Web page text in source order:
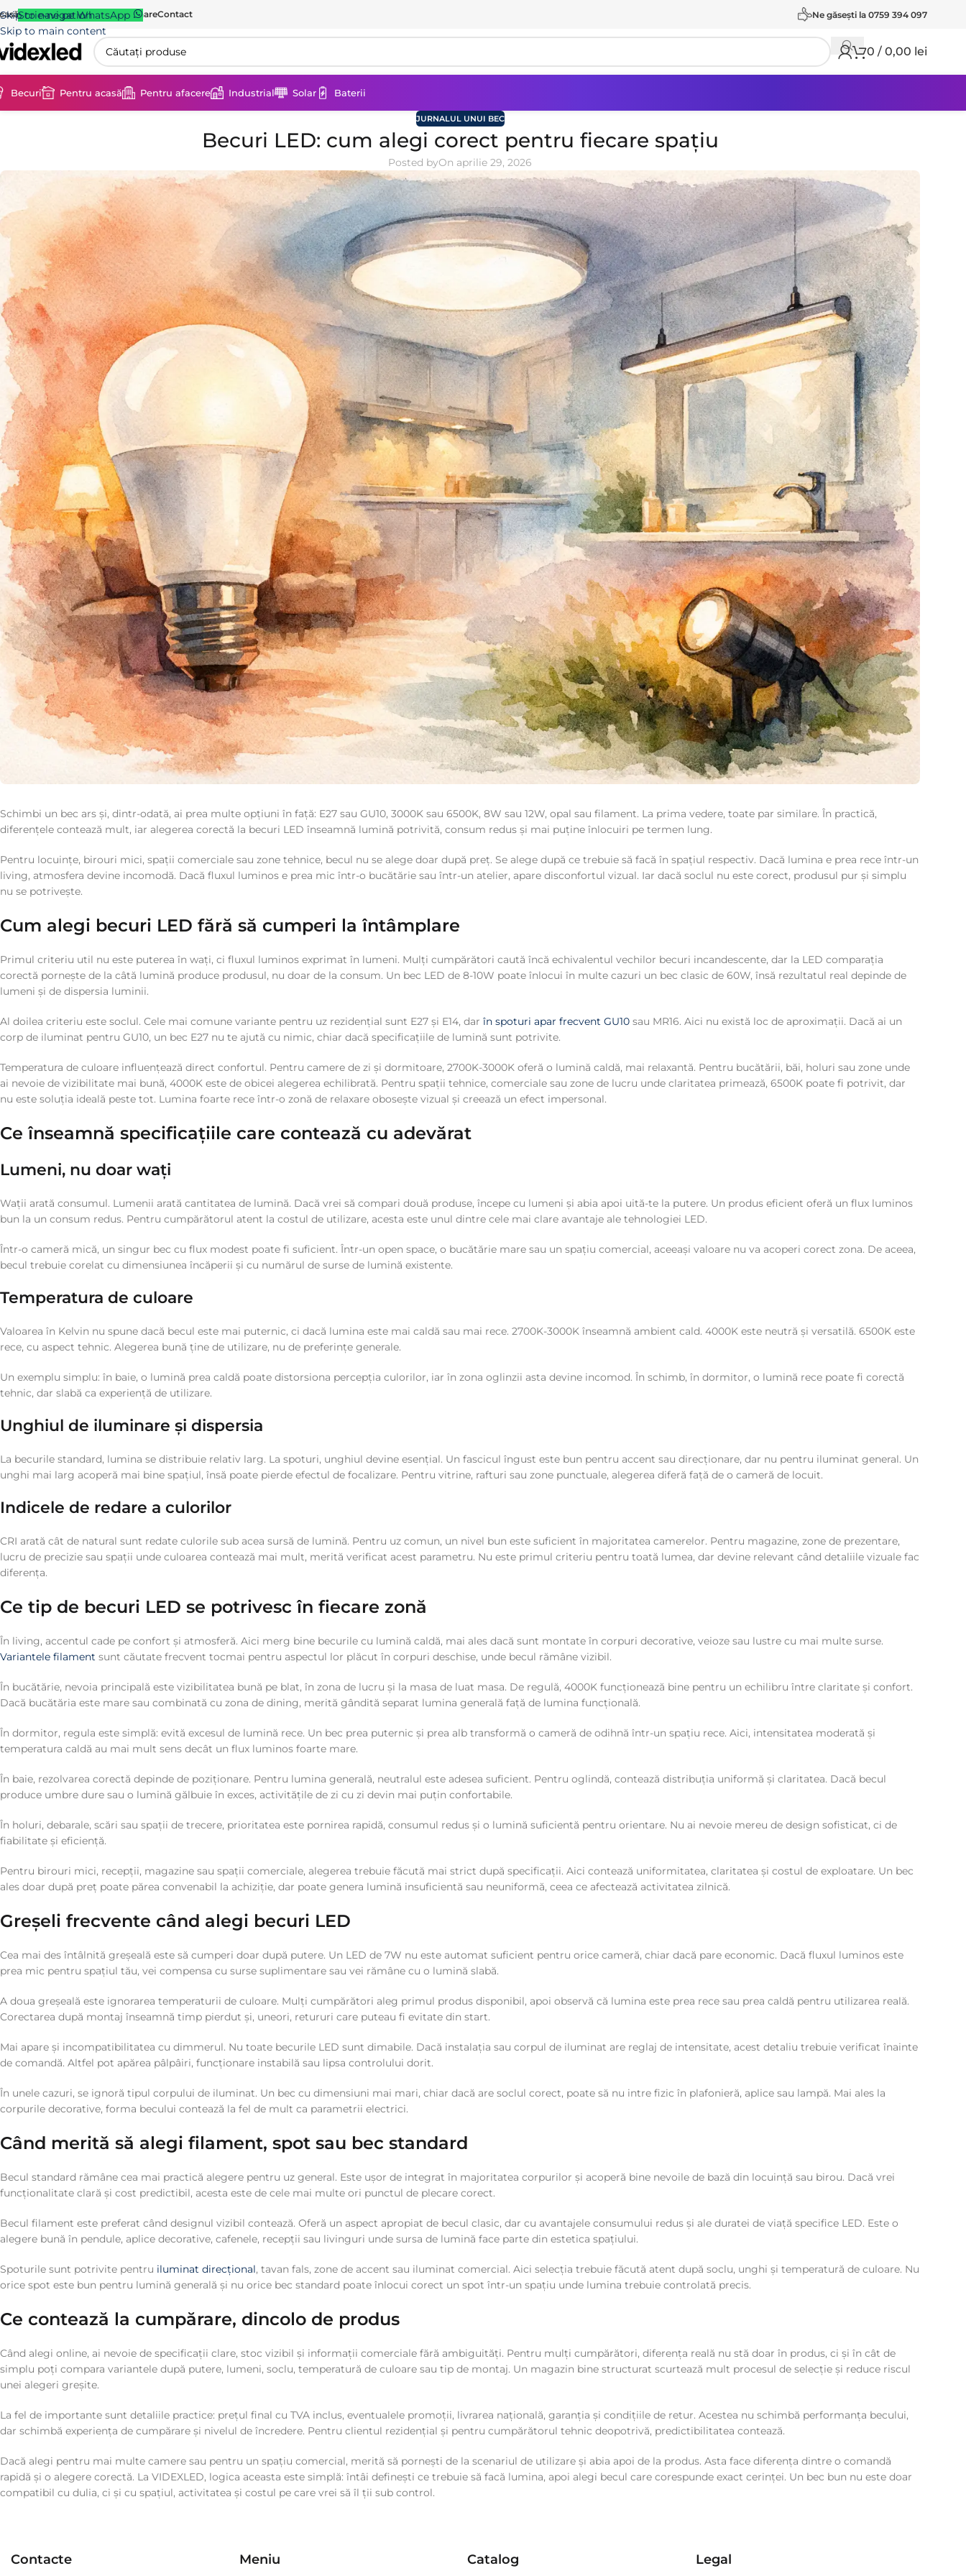
Skip to navigation
Skip to main content
Scrie-ne pe WhatsApp
MagazinBlogLivrare & ReturnareContact Ne găseşti la 0759 394 097
0 / 0,00 lei
Becuri Pentru acasă Pentru afacere Industrial Solar Baterii
JURNALUL UNUI BEC
Becuri LED: cum alegi corect pentru fiecare spațiu
Posted byOn aprilie 29, 2026
Schimbi un bec ars și, dintr-odată, ai prea multe opțiuni în față: E27 sau GU10, 3000K sau 6500K, 8W sau 12W, opal sau filament. La prima vedere, toate par similare. În practică,
diferențele contează mult, iar alegerea corectă la becuri LED înseamnă lumină potrivită, consum redus și mai puține înlocuiri pe termen lung.
Pentru locuințe, birouri mici, spații comerciale sau zone tehnice, becul nu se alege doar după preț. Se alege după ce trebuie să facă în spațiul respectiv. Dacă lumina e prea rece într-un
living, atmosfera devine incomodă. Dacă fluxul luminos e prea mic într-o bucătărie sau într-un atelier, apare disconfortul vizual. Iar dacă soclul nu este corect, produsul pur și simplu
nu se potrivește.
Cum alegi becuri LED fără să cumperi la întâmplare
Primul criteriu util nu este puterea în wați, ci fluxul luminos exprimat în lumeni. Mulți cumpărători caută încă echivalentul vechilor becuri incandescente, dar la LED comparația
corectă pornește de la câtă lumină produce produsul, nu doar de la consum. Un bec LED de 8-10W poate înlocui în multe cazuri un bec clasic de 60W, însă rezultatul real depinde de
lumeni și de dispersia luminii.
Al doilea criteriu este soclul. Cele mai comune variante pentru uz rezidențial sunt E27 și E14, dar în spoturi apar frecvent GU10 sau MR16. Aici nu există loc de aproximații. Dacă ai un
corp de iluminat pentru GU10, un bec E27 nu te ajută cu nimic, chiar dacă specificațiile de lumină sunt potrivite.
Temperatura de culoare influențează direct confortul. Pentru camere de zi și dormitoare, 2700K-3000K oferă o lumină caldă, mai relaxantă. Pentru bucătării, băi, holuri sau zone unde
ai nevoie de vizibilitate mai bună, 4000K este de obicei alegerea echilibrată. Pentru spații tehnice, comerciale sau zone de lucru unde claritatea primează, 6500K poate fi potrivit, dar
nu este soluția ideală peste tot. Lumina foarte rece într-o zonă de relaxare obosește vizual și creează un efect impersonal.
Ce înseamnă specificațiile care contează cu adevărat
Lumeni, nu doar wați
Wații arată consumul. Lumenii arată cantitatea de lumină. Dacă vrei să compari două produse, începe cu lumeni și abia apoi uită-te la putere. Un produs eficient oferă un flux luminos
bun la un consum redus. Pentru cumpărătorul atent la costul de utilizare, acesta este unul dintre cele mai clare avantaje ale tehnologiei LED.
Într-o cameră mică, un singur bec cu flux modest poate fi suficient. Într-un open space, o bucătărie mare sau un spațiu comercial, aceeași valoare nu va acoperi corect zona. De aceea,
becul trebuie corelat cu dimensiunea încăperii și cu numărul de surse de lumină existente.
Temperatura de culoare
Valoarea în Kelvin nu spune dacă becul este mai puternic, ci dacă lumina este mai caldă sau mai rece. 2700K-3000K înseamnă ambient cald. 4000K este neutră și versatilă. 6500K este
rece, cu aspect tehnic. Alegerea bună ține de utilizare, nu de preferințe generale.
Un exemplu simplu: în baie, o lumină prea caldă poate distorsiona percepția culorilor, iar în zona oglinzii asta devine incomod. În schimb, în dormitor, o lumină rece poate fi corectă
tehnic, dar slabă ca experiență de utilizare.
Unghiul de iluminare și dispersia
La becurile standard, lumina se distribuie relativ larg. La spoturi, unghiul devine esențial. Un fascicul îngust este bun pentru accent sau direcționare, dar nu pentru iluminat general. Un
unghi mai larg acoperă mai bine spațiul, însă poate pierde efectul de focalizare. Pentru vitrine, rafturi sau zone punctuale, alegerea diferă față de o cameră de locuit.
Indicele de redare a culorilor
CRI arată cât de natural sunt redate culorile sub acea sursă de lumină. Pentru uz comun, un nivel bun este suficient în majoritatea camerelor. Pentru magazine, zone de prezentare,
lucru de precizie sau spații unde culoarea contează mai mult, merită verificat acest parametru. Nu este primul criteriu pentru toată lumea, dar devine relevant când detaliile vizuale fac
diferența.
Ce tip de becuri LED se potrivesc în fiecare zonă
În living, accentul cade pe confort și atmosferă. Aici merg bine becurile cu lumină caldă, mai ales dacă sunt montate în corpuri decorative, veioze sau lustre cu mai multe surse.
Variantele filament sunt căutate frecvent tocmai pentru aspectul lor plăcut în corpuri deschise, unde becul rămâne vizibil.
În bucătărie, nevoia principală este vizibilitatea bună pe blat, în zona de lucru și la masa de luat masa. De regulă, 4000K funcționează bine pentru un echilibru între claritate și confort.
Dacă bucătăria este mare sau combinată cu zona de dining, merită gândită separat lumina generală față de lumina funcțională.
În dormitor, regula este simplă: evită excesul de lumină rece. Un bec prea puternic și prea alb transformă o cameră de odihnă într-un spațiu rece. Aici, intensitatea moderată și
temperatura caldă au mai mult sens decât un flux luminos foarte mare.
În baie, rezolvarea corectă depinde de poziționare. Pentru lumina generală, neutralul este adesea suficient. Pentru oglindă, contează distribuția uniformă și claritatea. Dacă becul
produce umbre dure sau o lumină gălbuie în exces, activitățile de zi cu zi devin mai puțin confortabile.
În holuri, debarale, scări sau spații de trecere, prioritatea este pornirea rapidă, consumul redus și o lumină suficientă pentru orientare. Nu ai nevoie mereu de design sofisticat, ci de
fiabilitate și eficiență.
Pentru birouri mici, recepții, magazine sau spații comerciale, alegerea trebuie făcută mai strict după specificații. Aici contează uniformitatea, claritatea și costul de exploatare. Un bec
ales doar după preț poate părea convenabil la achiziție, dar poate genera lumină insuficientă sau neuniformă, ceea ce afectează activitatea zilnică.
Greșeli frecvente când alegi becuri LED
Cea mai des întâlnită greșeală este să cumperi doar după putere. Un LED de 7W nu este automat suficient pentru orice cameră, chiar dacă pare economic. Dacă fluxul luminos este
prea mic pentru spațiul tău, vei compensa cu surse suplimentare sau vei rămâne cu o lumină slabă.
A doua greșeală este ignorarea temperaturii de culoare. Mulți cumpărători aleg primul produs disponibil, apoi observă că lumina este prea rece sau prea caldă pentru utilizarea reală.
Corectarea după montaj înseamnă timp pierdut și, uneori, retururi care puteau fi evitate din start.
Mai apare și incompatibilitatea cu dimmerul. Nu toate becurile LED sunt dimabile. Dacă instalația sau corpul de iluminat are reglaj de intensitate, acest detaliu trebuie verificat înainte
de comandă. Altfel pot apărea pâlpâiri, funcționare instabilă sau lipsa controlului dorit.
În unele cazuri, se ignoră tipul corpului de iluminat. Un bec cu dimensiuni mai mari, chiar dacă are soclul corect, poate să nu intre fizic în plafonieră, aplice sau lampă. Mai ales la
corpurile decorative, forma becului contează la fel de mult ca parametrii electrici.
Când merită să alegi filament, spot sau bec standard
Becul standard rămâne cea mai practică alegere pentru uz general. Este ușor de integrat în majoritatea corpurilor și acoperă bine nevoile de bază din locuință sau birou. Dacă vrei
funcționalitate clară și cost predictibil, acesta este de cele mai multe ori punctul de plecare corect.
Becul filament este preferat când designul vizibil contează. Oferă un aspect apropiat de becul clasic, dar cu avantajele consumului redus și ale duratei de viață specifice LED. Este o
alegere bună în pendule, aplice decorative, cafenele, recepții sau livinguri unde sursa de lumină face parte din estetica spațiului.
Spoturile sunt potrivite pentru iluminat direcțional, tavan fals, zone de accent sau iluminat comercial. Aici selecția trebuie făcută atent după soclu, unghi și temperatură de culoare. Nu
orice spot este bun pentru lumină generală și nu orice bec standard poate înlocui corect un spot într-un spațiu unde lumina trebuie controlată precis.
Ce contează la cumpărare, dincolo de produs
Când alegi online, ai nevoie de specificații clare, stoc vizibil și informații comerciale fără ambiguități. Pentru mulți cumpărători, diferența reală nu stă doar în produs, ci și în cât de
simplu poți compara variantele după putere, lumeni, soclu, temperatură de culoare sau tip de montaj. Un magazin bine structurat scurtează mult procesul de selecție și reduce riscul
unei alegeri greșite.
La fel de importante sunt detaliile practice: prețul final cu TVA inclus, eventualele promoții, livrarea națională, garanția și condițiile de retur. Acestea nu schimbă performanța becului,
dar schimbă experiența de cumpărare și nivelul de încredere. Pentru clientul rezidențial și pentru cumpărătorul tehnic deopotrivă, predictibilitatea contează.
Dacă alegi pentru mai multe camere sau pentru un spațiu comercial, merită să pornești de la scenariul de utilizare și abia apoi de la produs. Asta face diferența dintre o comandă
rapidă și o alegere corectă. La VIDEXLED, logica aceasta este simplă: întâi definești ce trebuie să facă lumina, apoi alegi becul care corespunde exact cerinței. Un bec bun nu este doar
compatibil cu dulia, ci și cu spațiul, activitatea și costul pe care vrei să îl ții sub control.
Contacte Meniu Catalog Legal